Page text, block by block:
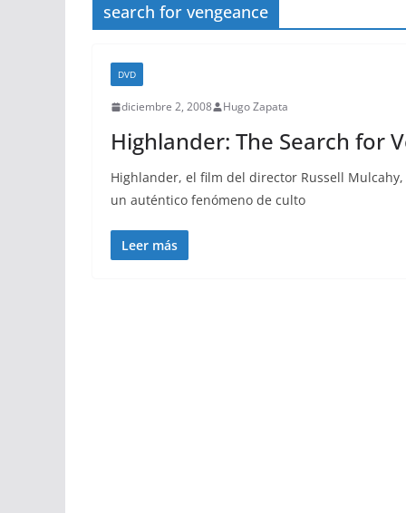
search for vengeance
DVD
diciembre 2, 2008 Hugo Zapata
Highlander: The Search for
Highlander, el film del director Russell
un auténtico fenómeno de culto
Leer más